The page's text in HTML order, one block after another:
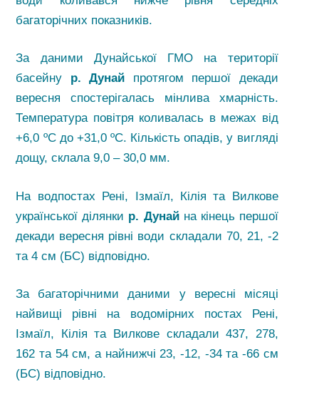
багаторічних показників.
За даними Дунайської ГМО на території
басейну р. Дунай протягом першої декади
вересня спостерігалась мінлива хмарність.
Температура повітря коливалась в межах від
+6,0 ºС до +31,0 ºС. Кількість опадів, у вигляді
дощу, склала 9,0 – 30,0 мм.
На водпостах Рені, Ізмаїл, Кілія та Вилкове
української ділянки р. Дунай на кінець першої
декади вересня рівні води складали 70, 21, -2
та 4 см (БС) відповідно.
За багаторічними даними у вересні місяці
найвищі рівні на водомірних постах Рені,
Ізмаїл, Кілія та Вилкове складали 437, 278,
162 та 54 см, а найнижчі 23, -12, -34 та -66 см
(БС) відповідно.